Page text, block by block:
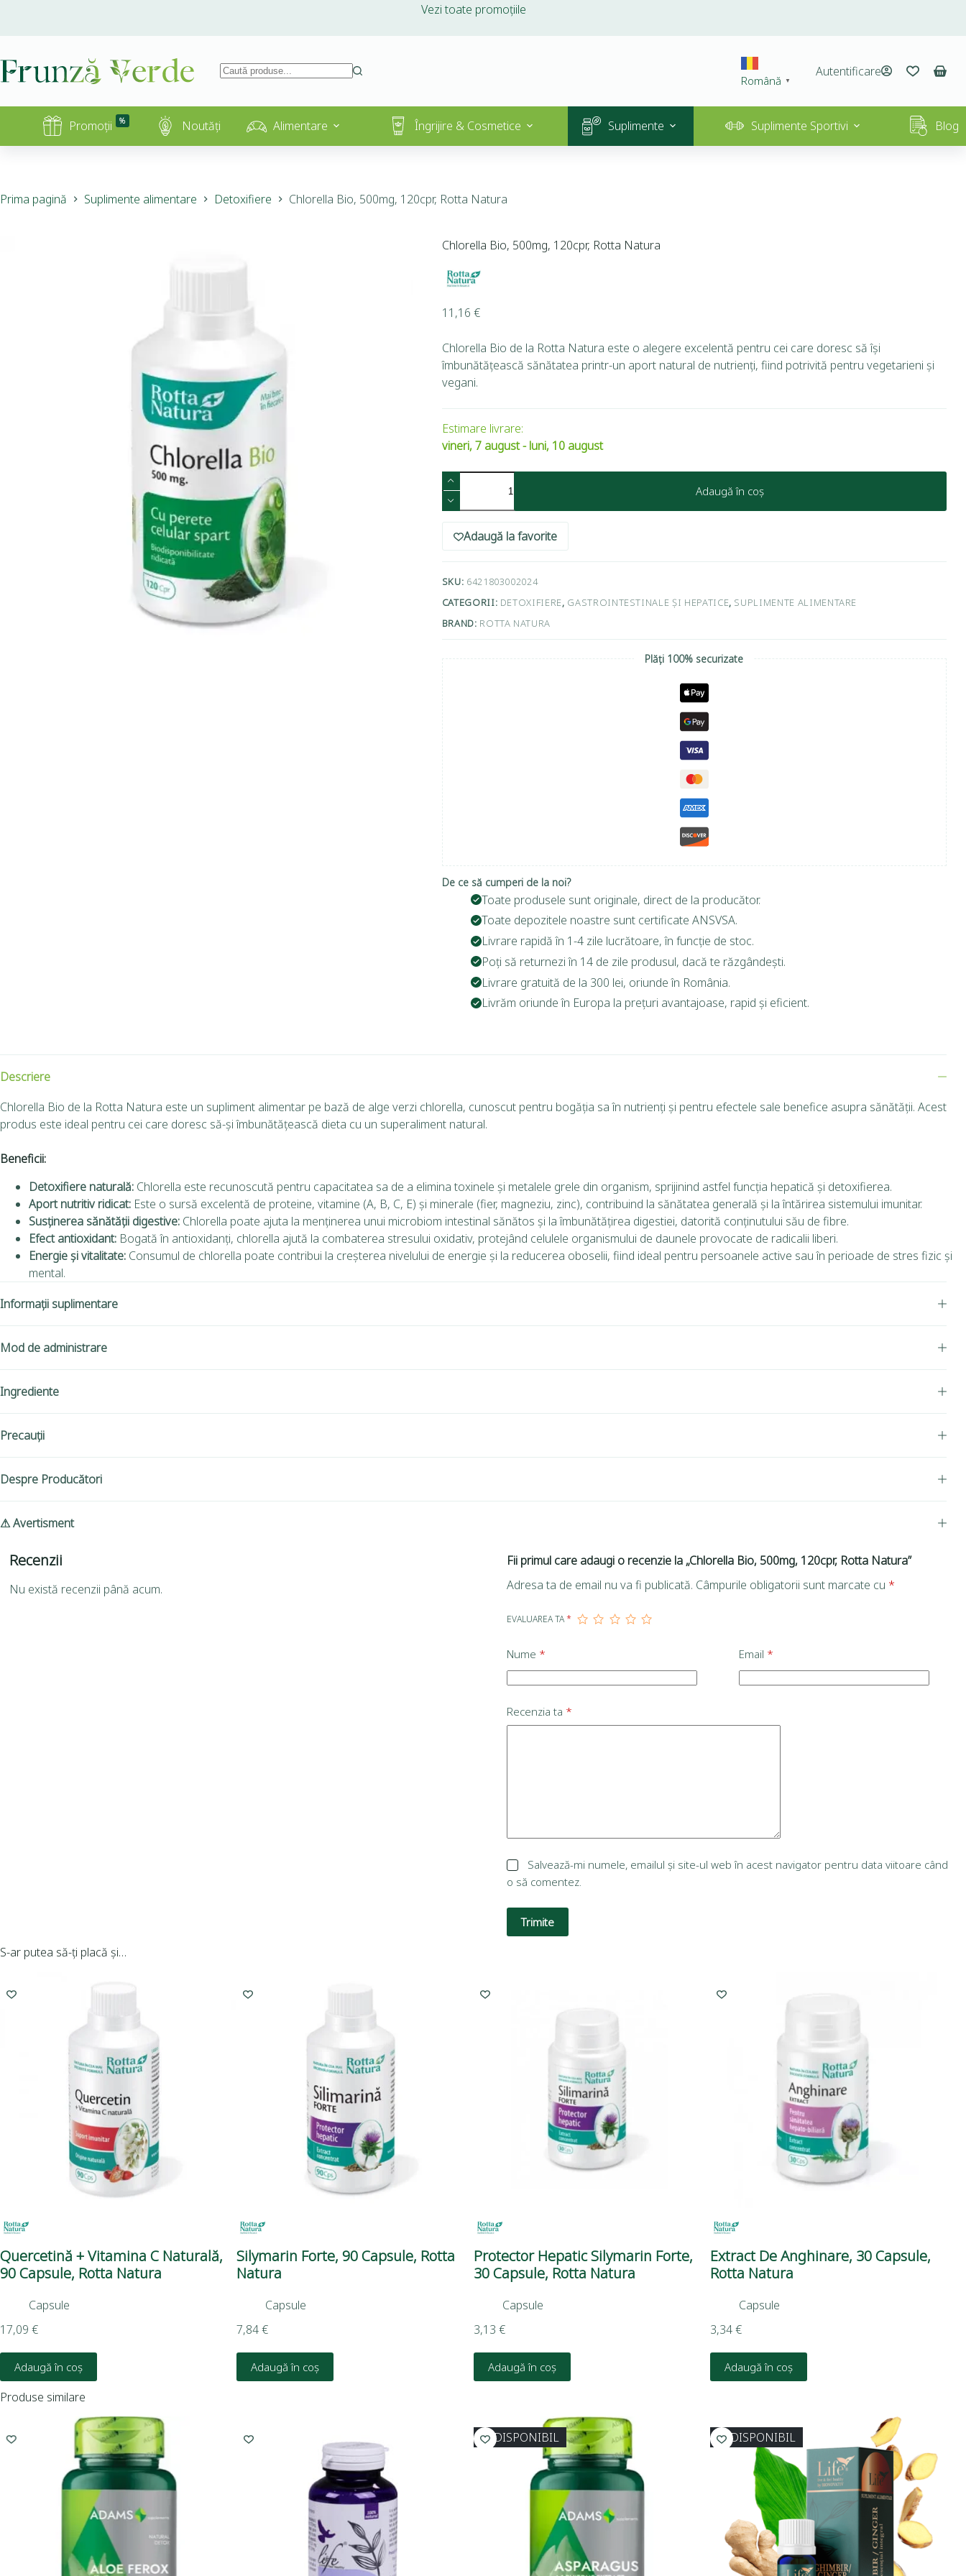
Vezi toate promoțiile
Română ▼
Autentificare
Promoții % Noutăți Alimentare Îngrijire & Cosmetice Suplimente Suplimente Sportivi Blog
Prima pagină Suplimente alimentare Detoxifiere Chlorella Bio, 500mg, 120cpr, Rotta Natura
Chlorella Bio, 500mg, 120cpr, Rotta Natura
11,16 €
Chlorella Bio de la Rotta Natura este o alegere excelentă pentru cei care doresc să își
îmbunătățească sănătatea printr-un aport natural de nutrienți, fiind potrivită pentru vegetarieni și
vegani.
Estimare livrare:
vineri, 7 august - luni, 10 august
Adaugă în coș
Adaugă la favorite
SKU: 6421803002024
CATEGORII: DETOXIFIERE, GASTROINTESTINALE ȘI HEPATICE, SUPLIMENTE ALIMENTARE
BRAND: ROTTA NATURA
Plăți 100% securizate
De ce să cumperi de la noi?
Toate produsele sunt originale, direct de la producător.
Toate depozitele noastre sunt certificate ANSVSA.
Livrare rapidă în 1-4 zile lucrătoare, în funcție de stoc.
Poți să returnezi în 14 de zile produsul, dacă te răzgândești.
Livrare gratuită de la 300 lei, oriunde în România.
Livrăm oriunde în Europa la prețuri avantajoase, rapid și eficient.
Descriere
Chlorella Bio de la Rotta Natura este un supliment alimentar pe bază de alge verzi chlorella, cunoscut pentru bogăția sa în nutrienți și pentru efectele sale benefice asupra sănătății. Acest
produs este ideal pentru cei care doresc să-și îmbunătățească dieta cu un superaliment natural.
Beneficii:
Detoxifiere naturală: Chlorella este recunoscută pentru capacitatea sa de a elimina toxinele și metalele grele din organism, sprijinind astfel funcția hepatică și detoxifierea.
Aport nutritiv ridicat: Este o sursă excelentă de proteine, vitamine (A, B, C, E) și minerale (fier, magneziu, zinc), contribuind la sănătatea generală și la întărirea sistemului imunitar.
Susținerea sănătății digestive: Chlorella poate ajuta la menținerea unui microbiom intestinal sănătos și la îmbunătățirea digestiei, datorită conținutului său de fibre.
Efect antioxidant: Bogată în antioxidanți, chlorella ajută la combaterea stresului oxidativ, protejând celulele organismului de daunele provocate de radicalii liberi.
Energie și vitalitate: Consumul de chlorella poate contribui la creșterea nivelului de energie și la reducerea oboselii, fiind ideal pentru persoanele active sau în perioade de stres fizic și
mental.
Informații suplimentare
Mod de administrare
Ingrediente
Precauții
Despre Producători
⚠ Avertisment
Recenzii
Nu există recenzii până acum.
Fii primul care adaugi o recenzie la „Chlorella Bio, 500mg, 120cpr, Rotta Natura”
Adresa ta de email nu va fi publicată. Câmpurile obligatorii sunt marcate cu *
EVALUAREA TA*
Nume * Email *
Recenzia ta *
Salvează-mi numele, emailul și site-ul web în acest navigator pentru data viitoare când
o să comentez.
Trimite
S-ar putea să-ți placă și…
Quercetină + Vitamina C Naturală,
90 Capsule, Rotta Natura
Capsule
17,09 €
Adaugă în coș
Silymarin Forte, 90 Capsule, Rotta
Natura
Capsule
7,84€
Adaugă în coș
Protector Hepatic Silymarin Forte,
30 Capsule, Rotta Natura
Capsule
3,13 €
Adaugă în coș
Extract De Anghinare, 30 Capsule,
Rotta Natura
Capsule
3,34€
Adaugă în coș
Produse similare
INDISPONIBIL INDISPONIBIL